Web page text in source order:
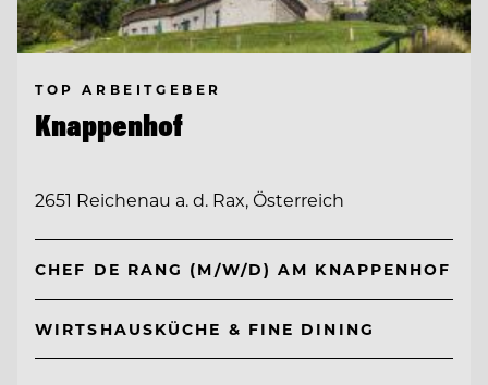
TOP ARBEITGEBER
Knappenhof
2651 Reichenau a. d. Rax, Österreich
CHEF DE RANG (M/W/D) AM KNAPPENHOF
WIRTSHAUSKÜCHE & FINE DINING